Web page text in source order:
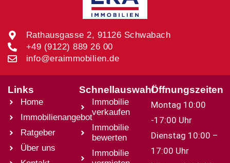
Rathausgasse 2, 91126 Schwabach
+49 (9122) 889 26 00
info@eraimmobilien.de
Links
Home
Immobilienangebot
Ratgeber
Über uns
Schnellauswahl
Immobilie
verkaufen
Immobilie
bewerten
Immobilie
Öffnungszeiten
Montag 10:00
-17:00 Uhr
Dienstag 10:00 –
17:00 Uhr